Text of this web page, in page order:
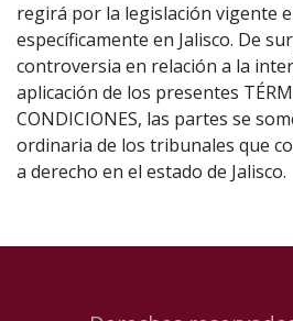
regirá por la legislación vigente
específicamente en Jalisco. De
controversia en relación a la
aplicación de los presentes
CONDICIONES, las partes se
ordinaria de los tribunales que
a derecho en el estado de Jalisco.